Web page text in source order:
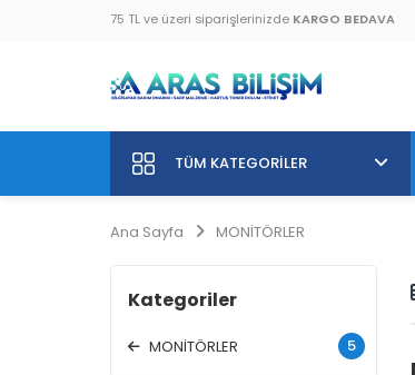
75 TL ve üzeri siparişlerinizde KARGO BEDAVA
TÜM KATEGORILER
Ana Sayfa MONİTÖRLER
Kategoriler
MONİTÖRLER 5